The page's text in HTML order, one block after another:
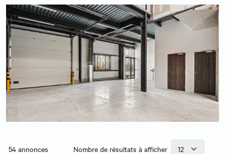
54annonces Nombre de résultats à afficher